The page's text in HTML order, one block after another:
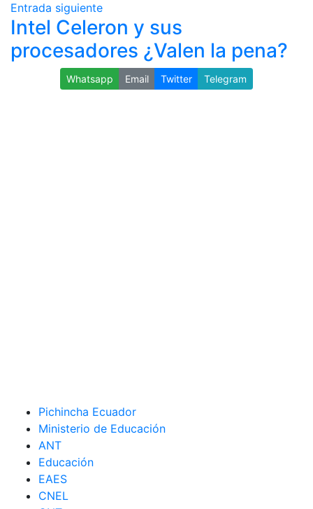
Entrada siguiente
Intel Celeron y sus
procesadores ¿Valen la pena?
Whatsapp Email Twitter Telegram
Pichincha Ecuador
Ministerio de Educación
ANT
Educación
EAES
CNEL